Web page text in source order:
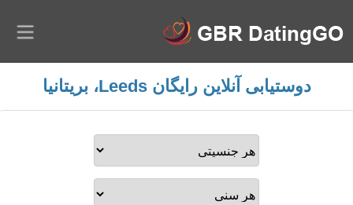
دوستیابی آنلاین رایگان Leeds، بریتانیا